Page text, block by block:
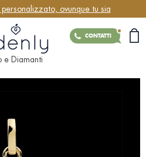
ovunque tu sia
CONTATTI
e Diamanti